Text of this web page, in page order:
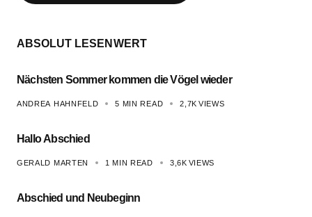
ABSOLUT LESENWERT
Nächsten Sommer kommen die Vögel wieder
ANDREA HAHNFELD 5 MIN READ 2,7K VIEWS
Hallo Abschied
GERALD MARTEN 1 MIN READ 3,6K VIEWS
Abschied und Neubeginn